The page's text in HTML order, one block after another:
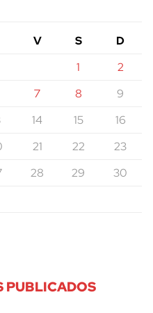
V S
D
1
2
7 8
9
14 15
16
21 22
23
28 29
30
PUBLICADOS